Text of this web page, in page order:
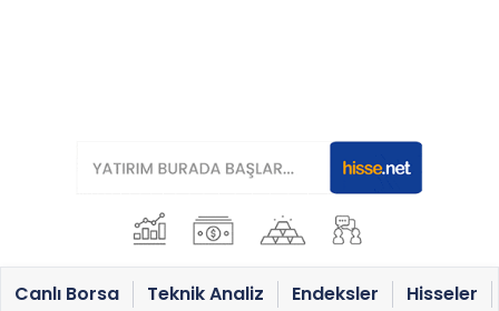
Canlı Borsa Teknik Analiz Endeksler Hisseler